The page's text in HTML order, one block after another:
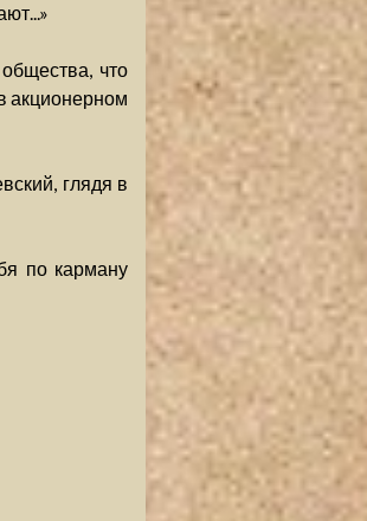
что
акционерном
глядя в
по карману